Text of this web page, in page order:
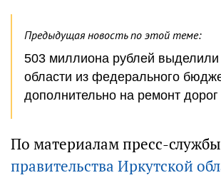
Предыдущая новость по этой теме:
503 миллиона рублей выделили
области из федерального
дополнительно на ремонт дорог
По материалам пресс-службы
правительства Иркутской